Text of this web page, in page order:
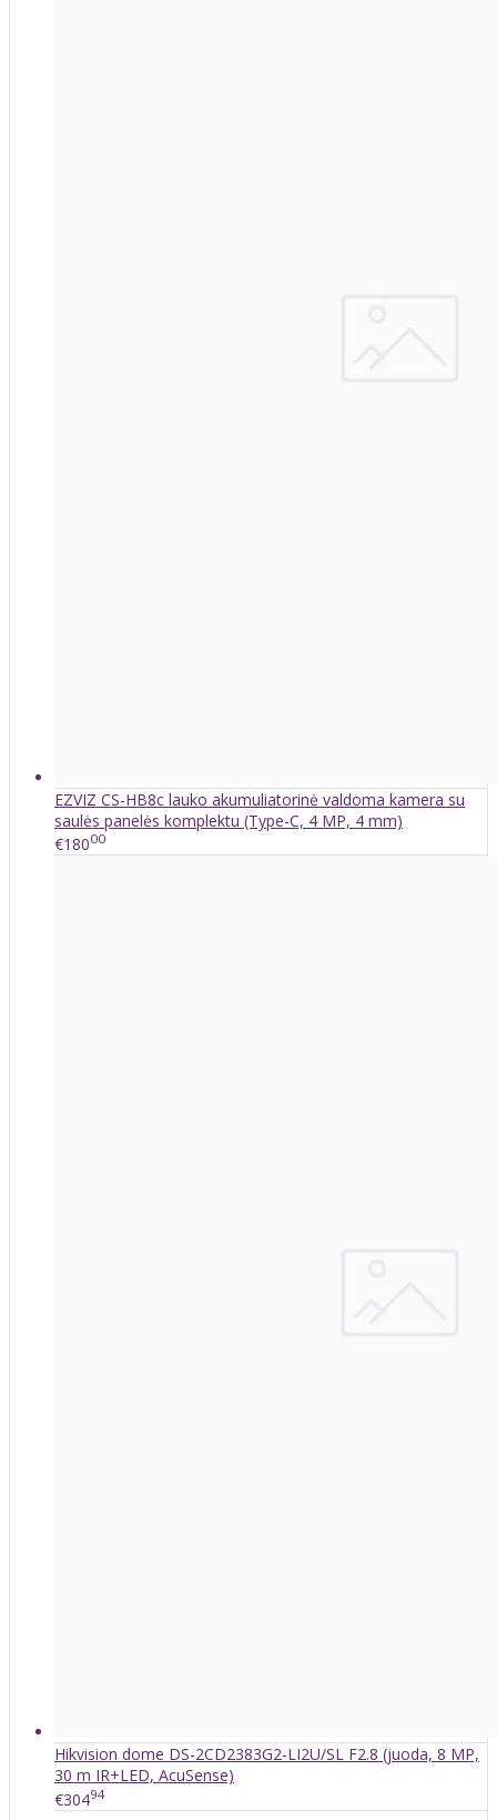
EZVIZ CS-HB8c lauko akumuliatorinė valdoma kamera su
saulės panelės komplektu (Type-C, 4 MP, 4 mm)
€18000
Hikvision dome DS-2CD2383G2-LI2U/SL F2.8 (juoda, 8 MP,
30 m IR+LED, AcuSense)
€30494